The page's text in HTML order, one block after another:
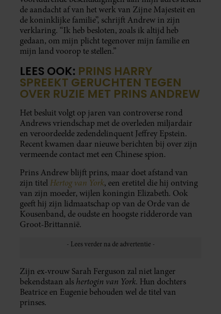
de aandacht af van het werk van Zijne Majesteit en
de koninklijke familie”, schrijft Andrew in zijn
verklaring. “Ik heb besloten, zoals ik altijd heb
gedaan, om mijn plicht tegenover mijn familie en
mijn land voorop te stellen.”
LEES OOK: PRINS HARRY
SPREEKT GERUCHTEN TEGEN
OVER RUZIE MET PRINS ANDREW
Het besluit volgt op jaren van controverse rond
Andrews vriendschap met de overleden miljardair
en veroordeelde zedendelinquent Jeffrey Epstein.
Recent kwamen daar nieuwe berichten bij over zijn
vermeende contact met een Chinese spion.
Prins Andrew blijft prins, maar doet afstand van
zijn titel Hertog van York, een eretitel die hij ontving
van zijn moeder, wijlen koningin Elizabeth. Ook
geeft hij zijn lidmaatschap op van de Orde van de
Kousenband, de oudste en hoogste ridderorde van
Groot-Brittannië.
Zijn ex-vrouw Sarah Ferguson zal niet langer
bekendstaan als hertogin van York. Hun dochters
Beatrice en Eugenie behouden wel de titel van
prinses.